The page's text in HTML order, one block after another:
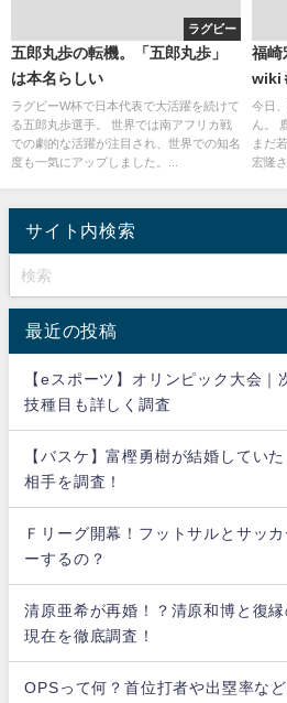
ラグビー
五郎丸歩の転機。「五郎丸歩」
は本名らしい
ラグビーW杯で日本代表で大活躍を続けて
る五郎丸歩選手。 世界では南アフリカ戦
での劇的な活躍が注目され、世界での知名
度も一気にアップしました。...
福崎
wiki
ファ
今日
ん。
まだ
宏隆
サイト内検索
最近の投稿
【eスポーツ】オリンピック大会｜
技種目も詳しく調査
【バスケ】富樫勇樹が結婚してい
相手を調査！
Ｆリーグ開幕！フットサルとサッ
ーするの？
清原亜希が再婚！？清原和博と復
現在を徹底調査！
OPSって何？首位打者や出塁率な